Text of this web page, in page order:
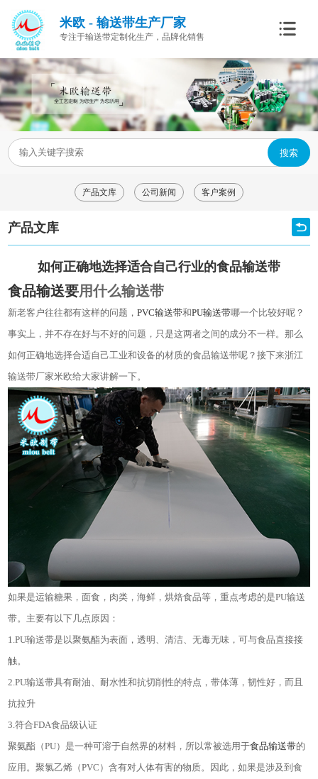
米欧 - 输送带生产厂家
专注于输送带定制化生产，品牌化销售
搜索
产品文库 公司新闻 客户案例
产品文库
如何正确地选择适合自己行业的食品输送带
食品输送要用什么输送带
新老客户往往都有这样的问题，PVC输送带和PU输送带哪一个比较好呢？
事实上，并不存在好与不好的问题，只是这两者之间的成分不一样。那么
如何正确地选择合适自己工业和设备的材质的食品输送带呢？接下来浙江
输送带厂家米欧给大家讲解一下。
如果是运输糖果，面食，肉类，海鲜，烘焙食品等，重点考虑的是PU输送
带。主要有以下几点原因：
1.PU输送带是以聚氨酯为表面，透明、清洁、无毒无味，可与食品直接接
触。
2.PU输送带具有耐油、耐水性和抗切削性的特点，带体薄，韧性好，而且
抗拉升
3.符合FDA食品级认证
聚氨酯（PU）是一种可溶于自然界的材料，所以常被选用于食品输送带的
应用。聚氯乙烯（PVC）含有对人体有害的物质。因此，如果是涉及到食